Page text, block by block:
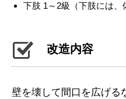
下肢 1～2級（下肢には、
改造内容
壁を壊して間口を広げる